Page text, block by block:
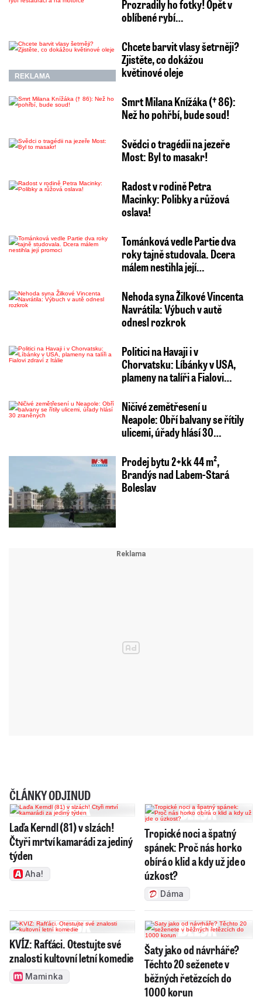
Prozradily ho fotky! Opět v
oblíbené rybí…
REKLAMA
Chcete barvit vlasy šetrněji?
Zjistěte, co dokážou
květinové oleje
Smrt Milana Knížáka († 86):
Než ho pohřbí, bude soud!
Svědci o tragédii na jezeře
Most: Byl to masakr!
Radost v rodině Petra
Macinky: Polibky a růžová
oslava!
Tománková vedle Partie dva
roky tajně studovala. Dcera
málem nestihla její…
Nehoda syna Žilkové Vincenta
Navrátila: Výbuch v autě
odnesl rozkrok
Politici na Havaji i v
Chorvatsku: Líbánky v USA,
plameny na talíři a Fialovi…
Ničivé zemětřesení u
Neapole: Obří balvany se řítily
ulicemi, úřady hlásí 30…
Prodej bytu 2+kk 44 m²,
Brandýs nad Labem-Stará
Boleslav
ČLÁNKY ODJINUD
Laďa Kerndl (81) v slzách!
Čtyři mrtví kamarádi za jediný
týden
Aha!
Tropické noci a špatný
spánek: Proč nás horko
obírá o klid a kdy už jde o
úzkost?
Dáma
KVÍZ: Rafťáci. Otestujte své
znalosti kultovní letní komedie
Maminka
Šaty jako od návrháře?
Těchto 20 seženete v
běžných řetězcích do
1000 korun